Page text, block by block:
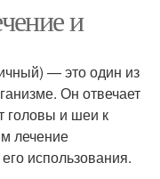
и
— это один из
Он отвечает
головы и шеи к
лечение
использования.